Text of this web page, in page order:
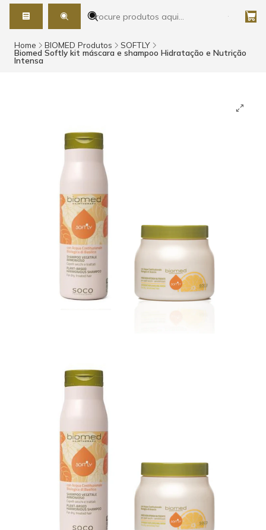
Home BIOMED Produtos SOFTLY
Biomed Softly kit máscara e shampoo Hidratação e Nutrição
Intensa